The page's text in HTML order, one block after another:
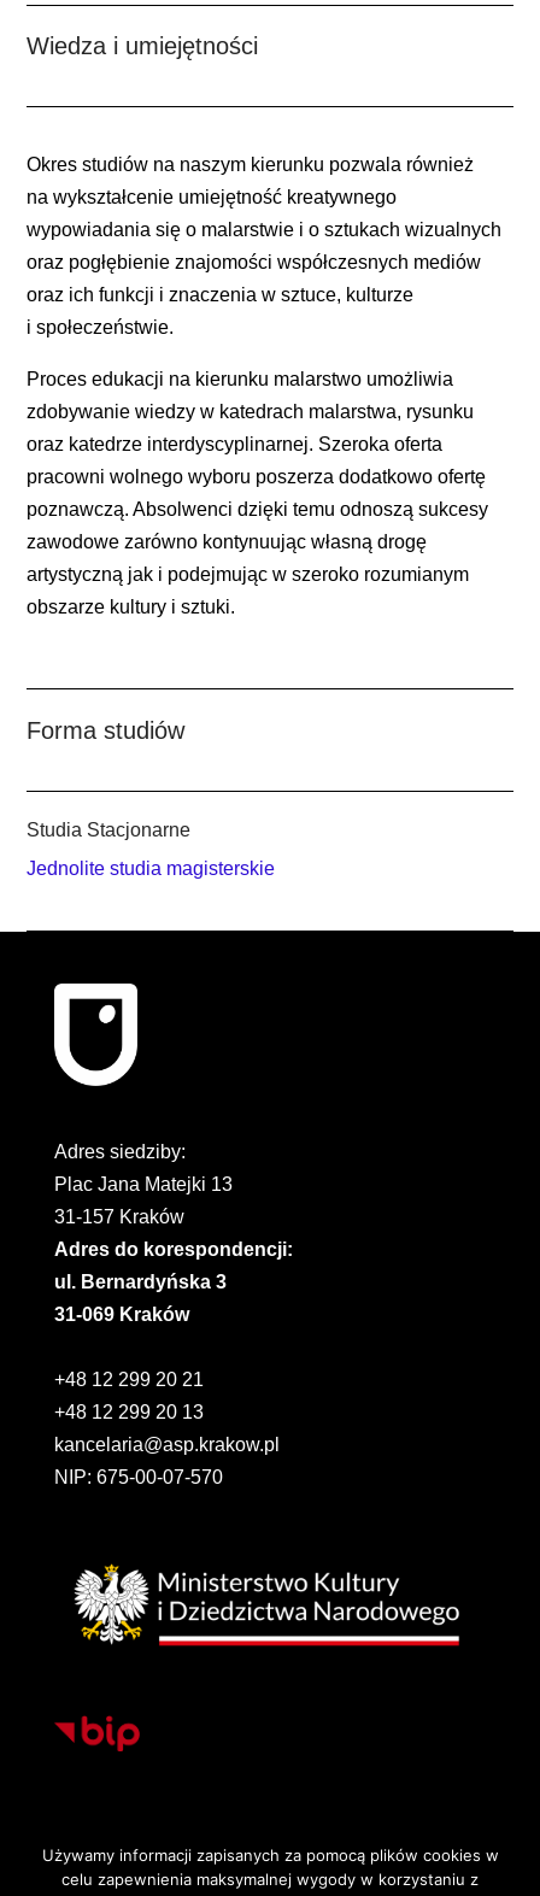
Wiedza i umiejętności
Okres studiów na naszym kierunku pozwala również
na wykształcenie umiejętność kreatywnego
wypowiadania się o malarstwie i o sztukach wizualnych
oraz pogłębienie znajomości współczesnych mediów
oraz ich funkcji i znaczenia w sztuce, kulturze
i społeczeństwie.
Proces edukacji na kierunku malarstwo umożliwia
zdobywanie wiedzy w katedrach malarstwa, rysunku
oraz katedrze interdyscyplinarnej. Szeroka oferta
pracowni wolnego wyboru poszerza dodatkowo ofertę
poznawczą. Absolwenci dzięki temu odnoszą sukcesy
zawodowe zarówno kontynuując własną drogę
artystyczną jak i podejmując w szeroko rozumianym
obszarze kultury i sztuki.
Forma studiów
Studia Stacjonarne
Jednolite studia magisterskie
Adres siedziby:
Plac Jana Matejki 13
31-157 Kraków
Adres do korespondencji:
ul. Bernardyńska 3
31-069 Kraków
+48 12 299 20 21
+48 12 299 20 13
kancelaria@asp.krakow.pl
NIP: 675-00-07-570
Strona główna Deklaracja dostępności
Używamy informacji zapisanych za pomocą plików cookies w
celu zapewnienia maksymalnej wygody w korzystaniu z